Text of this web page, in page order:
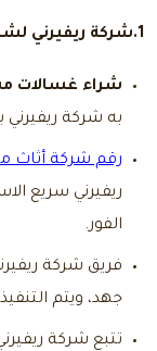
1.شركة ريفيرني لشراء الأثاث المستعمل
شراء غسالات
به شركة ريفيرني
رقم شركة
ريفيرني سريع
الفور.
فريق شركة
جهد، ويتم
تتبع شركة